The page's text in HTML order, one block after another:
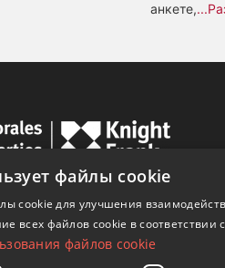
анкете,
файлы cookie
cookie для улучшения
всех файлов cookie в
файлов cookie